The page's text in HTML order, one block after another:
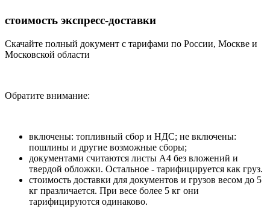
стоимость экспресс-доставки
Скачайте полный документ с тарифами по России, Москве и
Московской области
Обратите внимание:
включены: топливный сбор и НДС; не включены:
пошлины и другие возможные сборы;
документами считаются листы А4 без вложений и
твердой обложки. Остальное - тарифицируется как груз.
стоимость доставки для документов и грузов весом до 5
кг празличается. При весе более 5 кг они
тарифицируются одинаково.